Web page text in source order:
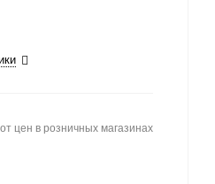
цен в розничных магазинах